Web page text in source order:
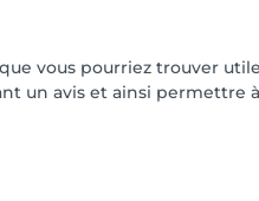
vous pourriez trouver
un avis et ainsi permettre